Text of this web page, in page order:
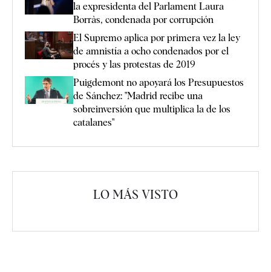
la expresidenta del Parlament Laura
Borràs, condenada por corrupción
El Supremo aplica por primera vez la ley
de amnistía a ocho condenados por el
procés y las protestas de 2019
Puigdemont no apoyará los Presupuestos
de Sánchez: "Madrid recibe una
sobreinversión que multiplica la de los
catalanes"
LO MÁS VISTO